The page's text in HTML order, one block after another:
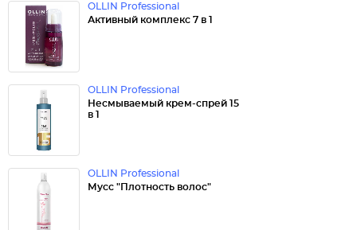
OLLIN Professional
Активный комплекс 7 в 1
OLLIN Professional
Несмываемый крем-спрей 15
в 1
OLLIN Professional
Мусс "Плотность волос"